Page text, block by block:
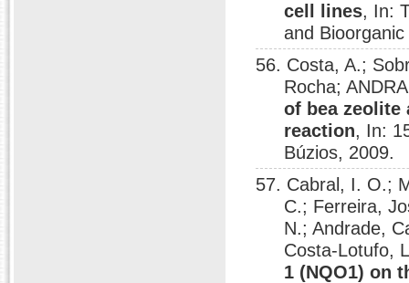
cell lines, In:
and
56. Costa, A.;
Rocha;
of bea
reaction, In:
Búzios, 2009.
57. Cabral, I. O.;
C.; Ferreira,
N.; Andrade,
Costa-Lotufo,
1 (NQO1) on